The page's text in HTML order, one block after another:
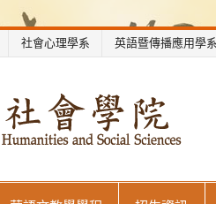
社會心理學系 英語暨傳播應用學系